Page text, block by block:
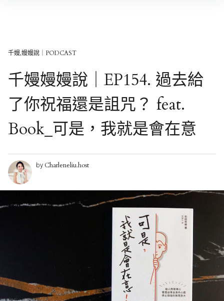
千嫚,嫚嫚說｜PODCAST
千嫚嫚嫚說｜EP154. 過去給
了你祝福還是詛咒？ feat.
Book_可是，我就是會在意
by Charleneliu.host